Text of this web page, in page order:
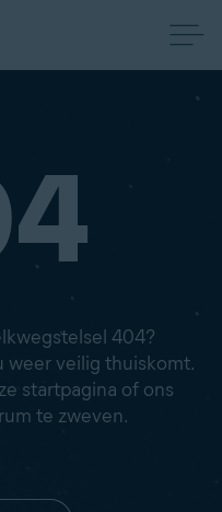
404?
weer veilig thuiskomt.
startpagina of ons
te zweven.